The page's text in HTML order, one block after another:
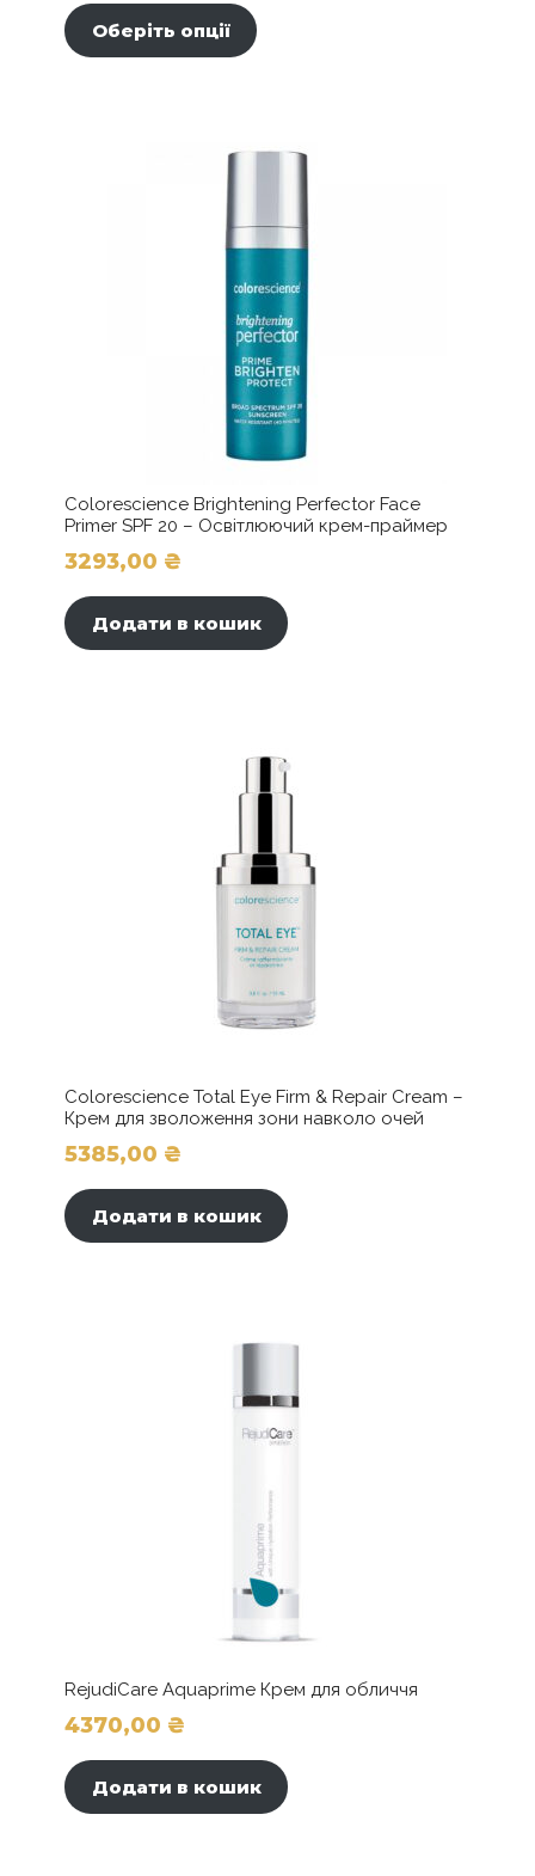
Оберіть опції
можна
вибрати
сторінці
Colorescience Brightening Perfector Face
Primer SPF 20 – Освітлюючий крем-праймер
3293,00 ₴
Додати в кошик
Colorescience Total Eye Firm & Repair Cream –
Крем для зволоження зони навколо очей
5385,00 ₴
Додати в кошик
RejudiCare Aquaprime Крем для обличчя
4370,00 ₴
Додати в кошик